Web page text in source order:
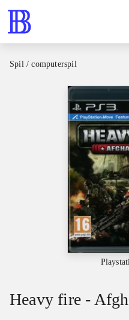
Spil / computerspil
Heavy fire -